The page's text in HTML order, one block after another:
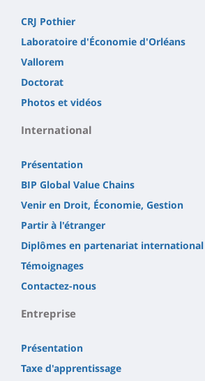
CRJ Pothier
Laboratoire d'Économie d'Orléans
Vallorem
Doctorat
Photos et vidéos
International
Présentation
BIP Global Value Chains
Venir en Droit, Économie, Gestion
Partir à l'étranger
Diplômes en partenariat international
Témoignages
Contactez-nous
Entreprise
Présentation
Taxe d'apprentissage